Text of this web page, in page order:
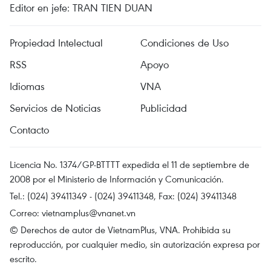
Editor en jefe: TRAN TIEN DUAN
Propiedad Intelectual
Condiciones de Uso
RSS
Apoyo
Idiomas
VNA
Servicios de Noticias
Publicidad
Contacto
Licencia No. 1374/GP-BTTTT expedida el 11 de septiembre de
2008 por el Ministerio de Información y Comunicación.
Tel.: (024) 39411349 - (024) 39411348, Fax: (024) 39411348
Correo: vietnamplus@vnanet.vn
© Derechos de autor de VietnamPlus, VNA. Prohibida su
reproducción, por cualquier medio, sin autorización expresa por
escrito.